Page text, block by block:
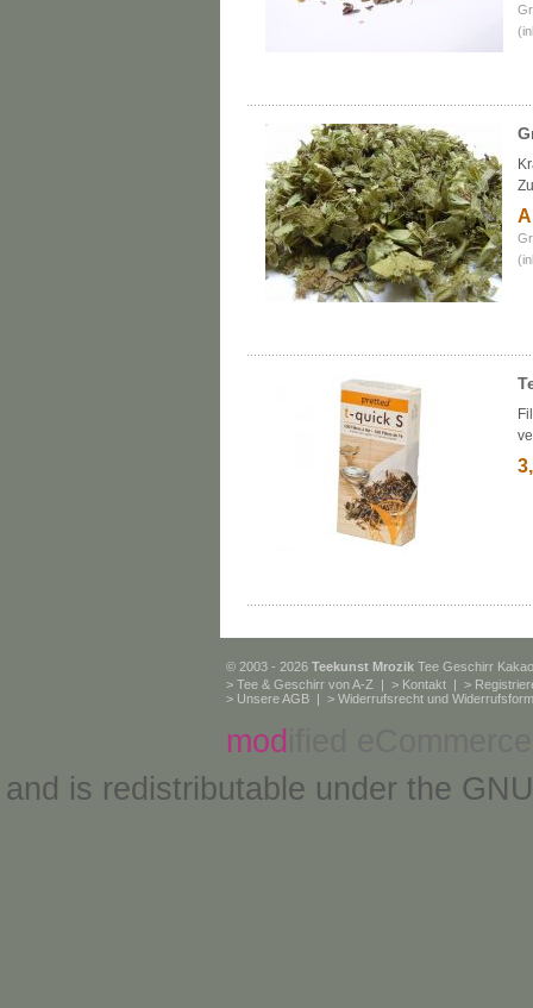
© 2003 - 2026 Teekunst Mrozik Tee Geschirr
> Tee & Geschirr von A-Z | > Kontakt | >
> Unsere AGB | > Widerrufsrecht und
mod
and is redistributable under the